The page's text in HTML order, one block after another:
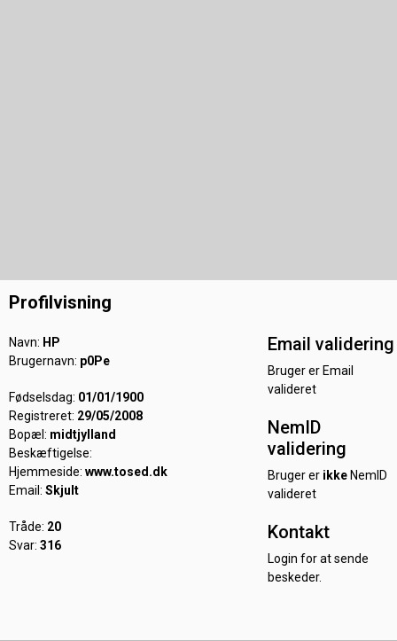
Profilvisning
Navn: HP
Brugernavn: p0Pe
Fødselsdag: 01/01/1900
Registreret: 29/05/2008
Bopæl: midtjylland
Beskæftigelse:
Hjemmeside: www.tosed.dk
Email: Skjult
Tråde: 20
Svar: 316
Email validering
Bruger er Email
valideret
NemID
validering
Bruger er ikkeNemID
valideret
Kontakt
Login for at sende
beskeder.